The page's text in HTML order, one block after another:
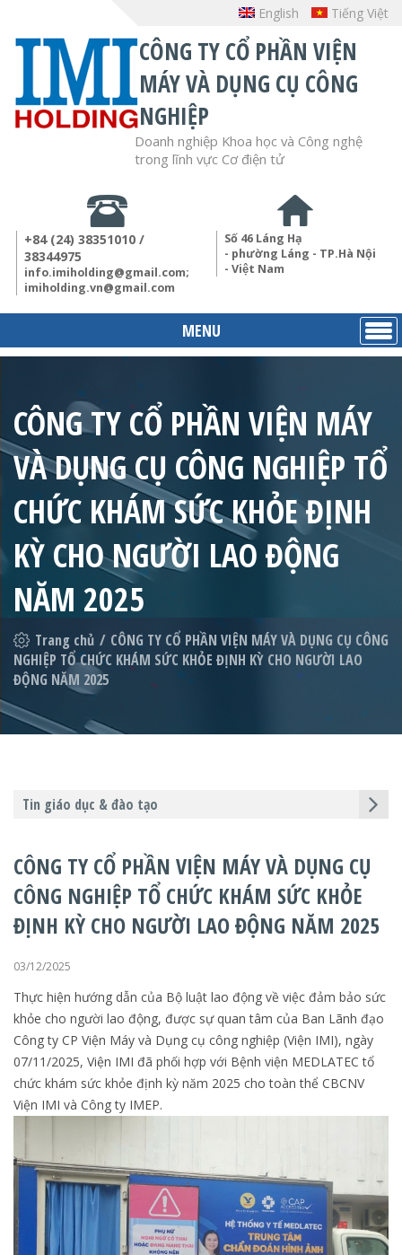
English Tiếng Việt
CÔNG TY CỔ PHẦN VIỆN
MÁY VÀ DỤNG CỤ CÔNG
NGHIỆP
Doanh nghiệp Khoa học và Công nghệ
trong lĩnh vực Cơ điện tử
+84 (24) 38351010 /
38344975
info.imiholding@gmail.com;
imiholding.vn@gmail.com
Số 46 Láng Hạ
- phường Láng - TP.Hà Nội
- Việt Nam
MENU
CÔNG TY CỔ PHẦN VIỆN MÁY
VÀ DỤNG CỤ CÔNG NGHIỆP TỔ
CHỨC KHÁM SỨC KHỎE ĐỊNH
KỲ CHO NGƯỜI LAO ĐỘNG
NĂM 2025
Trang chủ / CÔNG TY CỔ PHẦN VIỆN MÁY VÀ DỤNG CỤ CÔNG
NGHIỆP TỔ CHỨC KHÁM SỨC KHỎE ĐỊNH KỲ CHO NGƯỜI LAO
ĐỘNG NĂM 2025
Tin giáo dục & đào tạo
CÔNG TY CỔ PHẦN VIỆN MÁY VÀ DỤNG CỤ
CÔNG NGHIỆP TỔ CHỨC KHÁM SỨC KHỎE
ĐỊNH KỲ CHO NGƯỜI LAO ĐỘNG NĂM 2025
03/12/2025
Thực hiện hướng dẫn của Bộ luật lao động về việc đảm bảo sức
khỏe cho người lao động, được sự quan tâm của Ban Lãnh đạo
Công ty CP Viện Máy và Dụng cụ công nghiệp (Viện IMI), ngày
07/11/2025, Viện IMI đã phối hợp với Bệnh viện MEDLATEC tổ
chức khám sức khỏe định kỳ năm 2025 cho toàn thể CBCNV
Viện IMI và Công ty IMEP.